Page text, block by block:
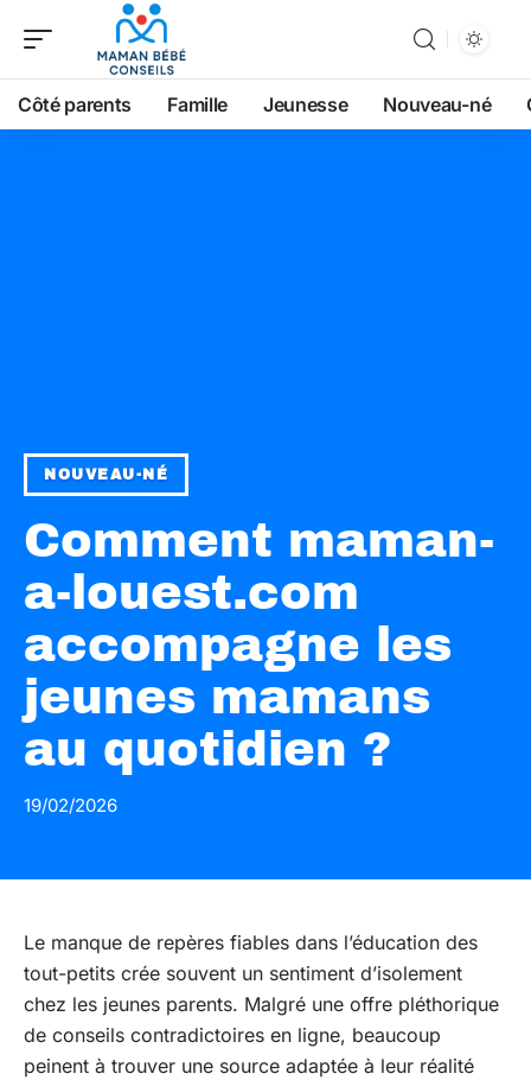
Côté parents Famille Jeunesse Nouveau-né
NOUVEAU-NÉ
Comment maman-
a-louest.com
accompagne les
jeunes mamans
au quotidien ?
19/02/2026
Le manque de repères fiables dans l’éducation des
tout-petits crée souvent un sentiment d’isolement
chez les jeunes parents. Malgré une offre pléthorique
de conseils contradictoires en ligne, beaucoup
peinent à trouver une source adaptée à leur réalité